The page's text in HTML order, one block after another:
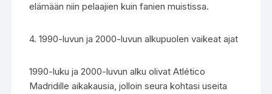
elämään niin pelaajien kuin fanien muistissa.
4. 1990-luvun ja 2000-luvun alkupuolen vaikeat ajat
1990-luku ja 2000-luvun alku olivat Atlético
Madridille aikakausia, jolloin seura kohtasi useita